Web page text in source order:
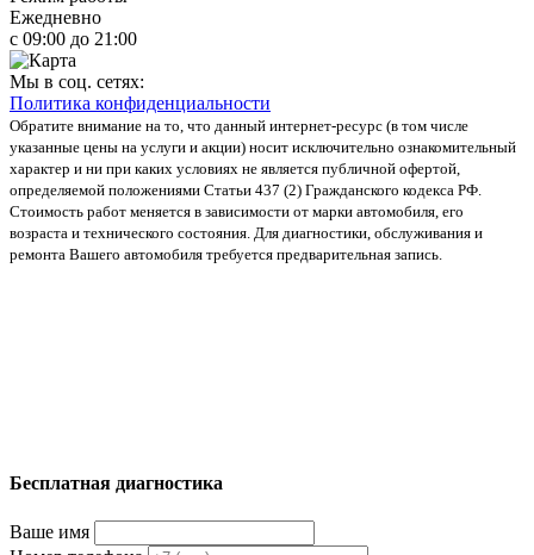
Ежедневно
с 09:00 до 21:00
Мы в соц. сетях:
Политика конфиденциальности
Обратите внимание на то, что данный интернет-ресурс (в том числе
указанные цены на услуги и акции) носит исключительно ознакомительный
характер и ни при каких условиях не является публичной офертой,
определяемой положениями Статьи 437 (2) Гражданского кодекса РФ.
Стоимость работ меняется в зависимости от марки автомобиля, его
возраста и технического состояния. Для диагностики, обслуживания и
ремонта Вашего автомобиля требуется предварительная запись.
Бесплатная диагностика
Ваше имя